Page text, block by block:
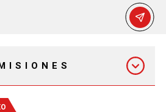
EXPRESS